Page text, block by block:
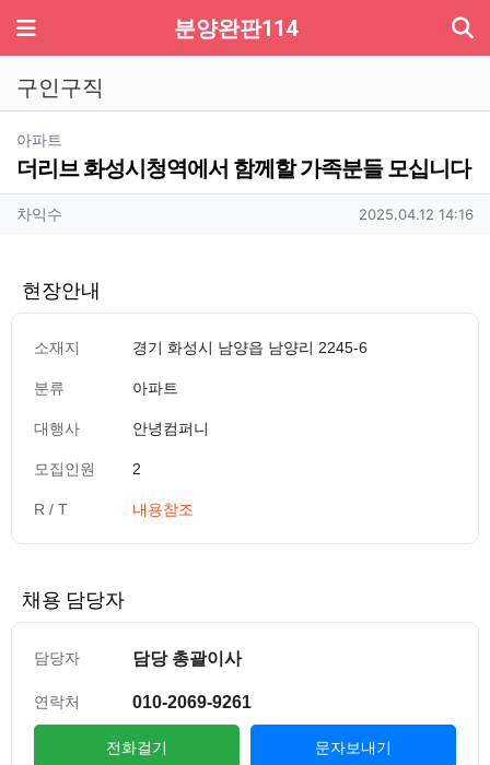
메뉴 분양완판114
구인구직
아파트
더리브 화성시청역에서 함께할 가족분들 모십니다
작성자 정보
차익수 작성일
2025.04.12 14:16
현장안내
소재지 경기 화성시 남양읍 남양리 2245-6
분류 아파트
대행사 안녕컴퍼니
모집인원 2
R / T 내용참조
채용 담당자
담당자 담당 총괄이사
연락처 010-2069-9261
전화걸기 문자보내기